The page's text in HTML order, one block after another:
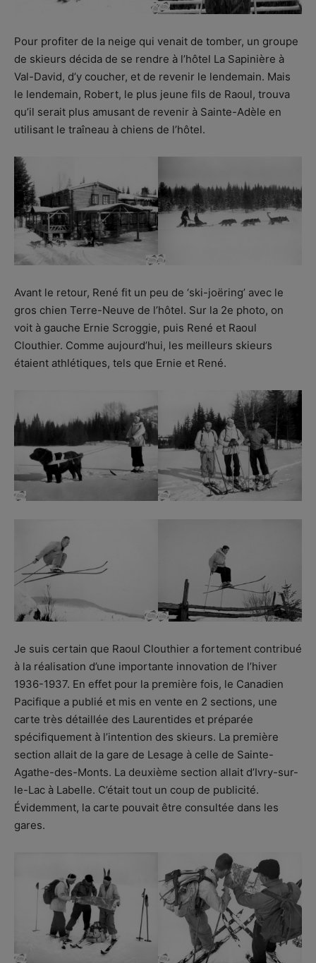
Pour profiter de la neige qui venait de tomber, un groupe
de skieurs décida de se rendre à l’hôtel La Sapinière à
Val-David, d’y coucher, et de revenir le lendemain. Mais
le lendemain, Robert, le plus jeune fils de Raoul, trouva
qu’il serait plus amusant de revenir à Sainte-Adèle en
utilisant le traîneau à chiens de l’hôtel.
Avant le retour, René fit un peu de ‘ski-joëring’ avec le
gros chien Terre-Neuve de l’hôtel. Sur la 2e photo, on
voit à gauche Ernie Scroggie, puis René et Raoul
Clouthier. Comme aujourd’hui, les meilleurs skieurs
étaient athlétiques, tels que Ernie et René.
Je suis certain que Raoul Clouthier a fortement contribué
à la réalisation d’une importante innovation de l’hiver
1936-1937. En effet pour la première fois, le Canadien
Pacifique a publié et mis en vente en 2 sections, une
carte très détaillée des Laurentides et préparée
spécifiquement à l’intention des skieurs. La première
section allait de la gare de Lesage à celle de Sainte-
Agathe-des-Monts. La deuxième section allait d’Ivry-sur-
le-Lac à Labelle. C’était tout un coup de publicité.
Évidemment, la carte pouvait être consultée dans les
gares.